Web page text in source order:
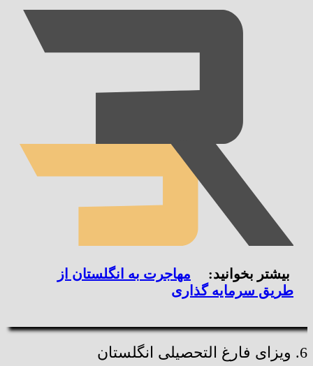
بیشتر بخوانید: مهاجرت به انگلستان از
طریق سرمایه گذاری
6. ویزای فارغ التحصیلی انگلستان